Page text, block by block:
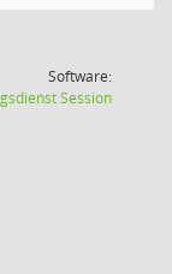
Software:
Session(Wird in